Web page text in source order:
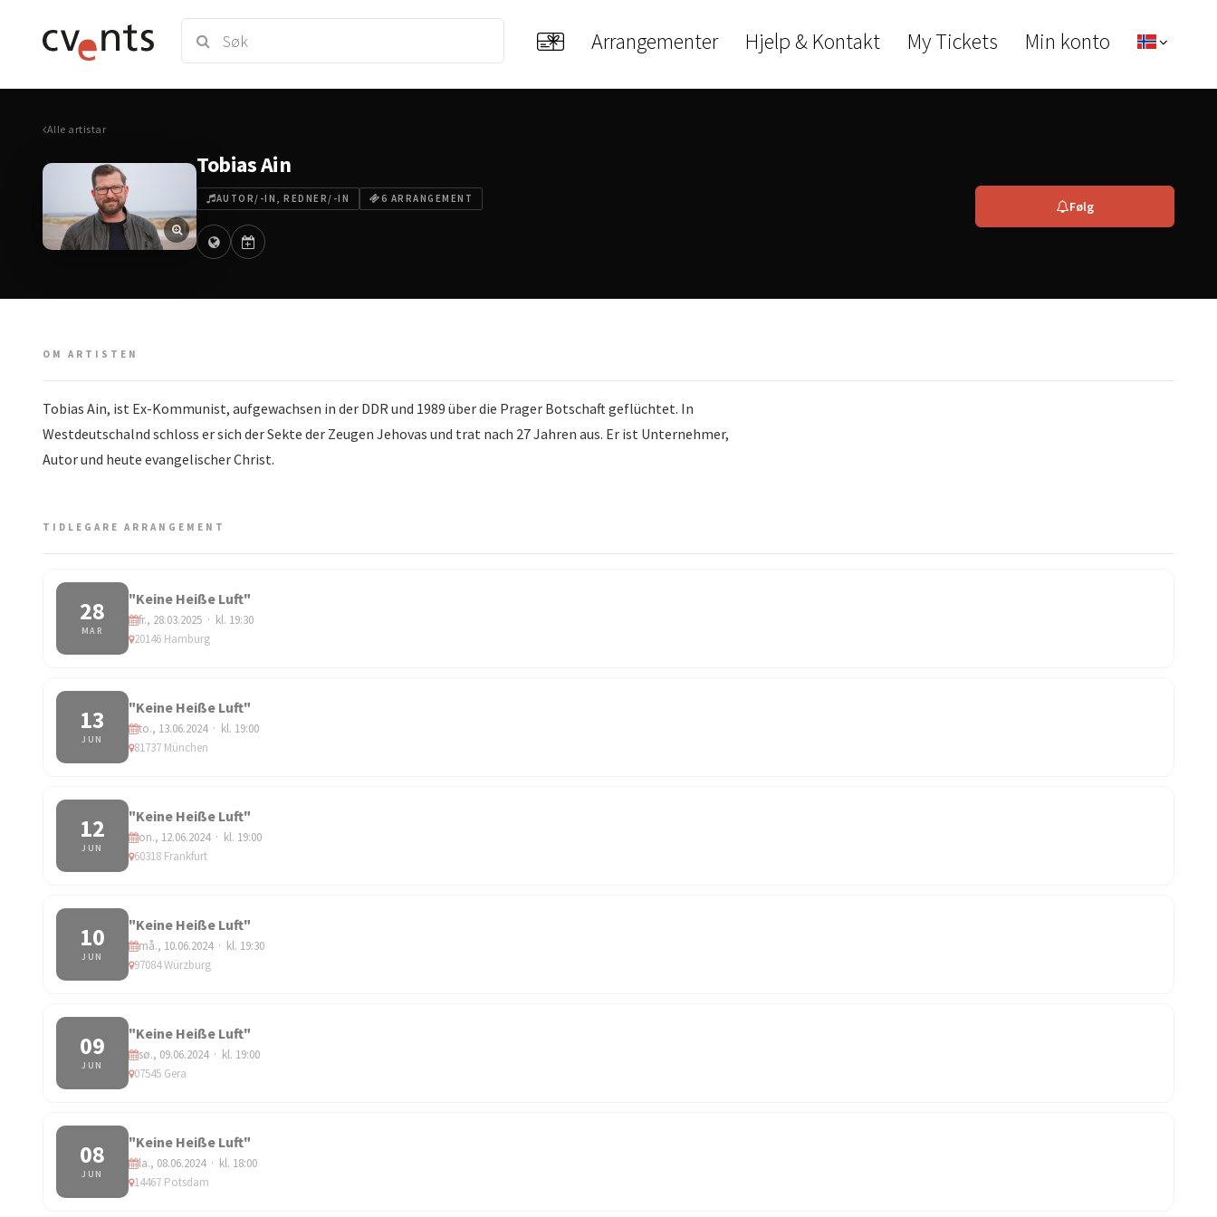
Arrangementer Hjelp & Kontakt My Tickets Min konto
Alle artistar
Tobias Ain
AUTOR/-IN, REDNER/-IN 6 ARRANGEMENT Følg
OM ARTISTEN
Tobias Ain, ist Ex-Kommunist, aufgewachsen in der DDR und 1989 über die Prager Botschaft geflüchtet. In
Westdeutschalnd schloss er sich der Sekte der Zeugen Jehovas und trat nach 27 Jahren aus. Er ist Unternehmer,
Autor und heute evangelischer Christ.
TIDLEGARE ARRANGEMENT
28
MAR
"Keine Heiße Luft"
fr., 28.03.2025 · kl. 19:30
20146 Hamburg
13
JUN
"Keine Heiße Luft"
to., 13.06.2024 · kl. 19:00
81737 München
12
JUN
"Keine Heiße Luft"
on., 12.06.2024 · kl. 19:00
60318 Frankfurt
10
JUN
"Keine Heiße Luft"
må., 10.06.2024 · kl. 19:30
97084 Würzburg
09
JUN
"Keine Heiße Luft"
sø., 09.06.2024 · kl. 19:00
07545 Gera
08
JUN
"Keine Heiße Luft"
la., 08.06.2024 · kl. 18:00
14467 Potsdam